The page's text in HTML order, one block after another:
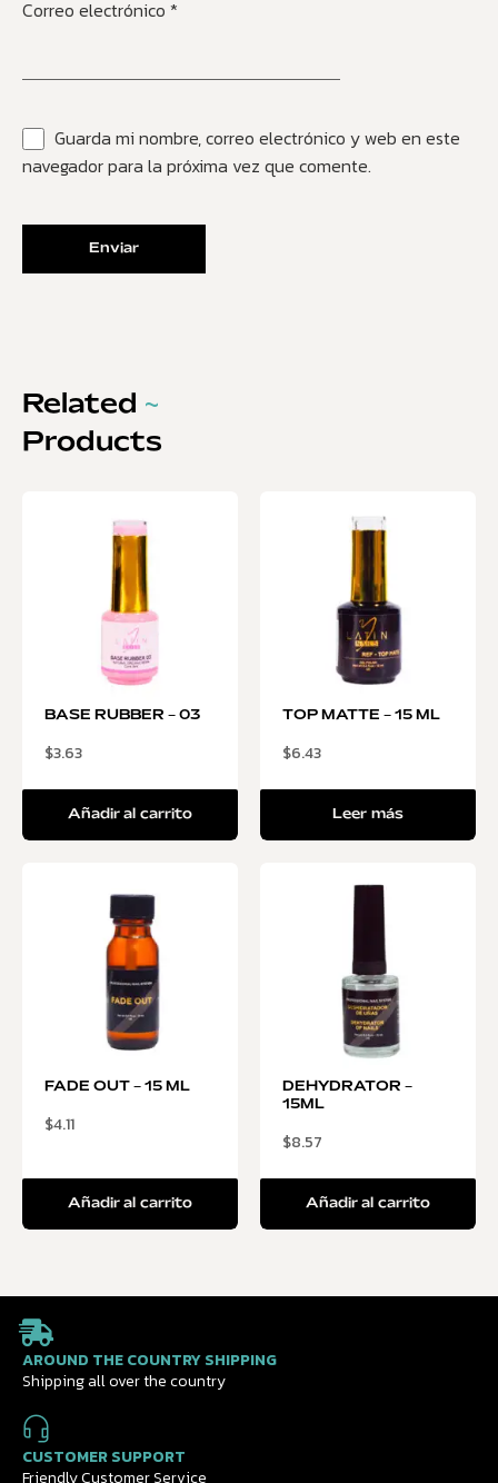
Correo electrónico *
Guarda mi nombre, correo electrónico y web en este
navegador para la próxima vez que comente.
Related ~
Products
BASE RUBBER – 03
$3.63
Añadir al carrito
TOP MATTE – 15 ML
$6.43
Leer más
FADE OUT – 15 ML
$4.11
Añadir al carrito
DEHYDRATOR –
15ML
$8.57
Añadir al carrito
AROUND THE COUNTRY SHIPPING
Shipping all over the country
CUSTOMER SUPPORT
Friendly Customer Service